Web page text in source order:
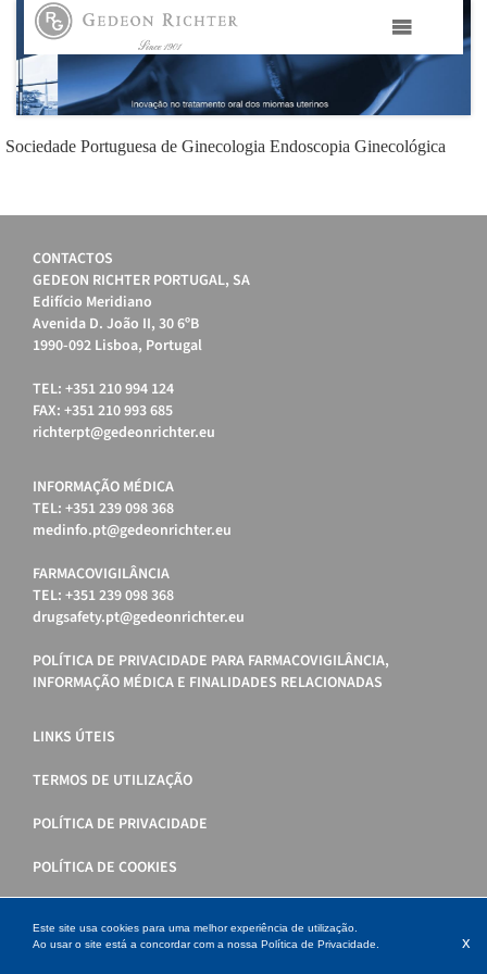
HOME
GEDEON RICHTER PORTUGAL
ÁREAS TERAPÊUTICAS
MEDIA
CONTACTOS
Sociedade Portuguesa de Ginecologia Endoscopia Ginecológica
CONTACTOS
GEDEON RICHTER PORTUGAL, SA
Edifício Meridiano
Avenida D. João II, 30 6ºB
1990-092 Lisboa, Portugal
TEL: +351 210 994 124
FAX: +351 210 993 685
richterpt@gedeonrichter.eu
INFORMAÇÃO MÉDICA
TEL: +351 239 098 368
medinfo.pt@gedeonrichter.eu
FARMACOVIGILÂNCIA
TEL: +351 239 098 368
drugsafety.pt@gedeonrichter.eu
POLÍTICA DE PRIVACIDADE PARA FARMACOVIGILÂNCIA,
INFORMAÇÃO MÉDICA E FINALIDADES RELACIONADAS
LINKS ÚTEIS
TERMOS DE UTILIZAÇÃO
POLÍTICA DE PRIVACIDADE
POLÍTICA DE COOKIES
Este site usa cookies para uma melhor experiência de utilização.
Ao usar o site está a concordar com a nossa Política de Privacidade x